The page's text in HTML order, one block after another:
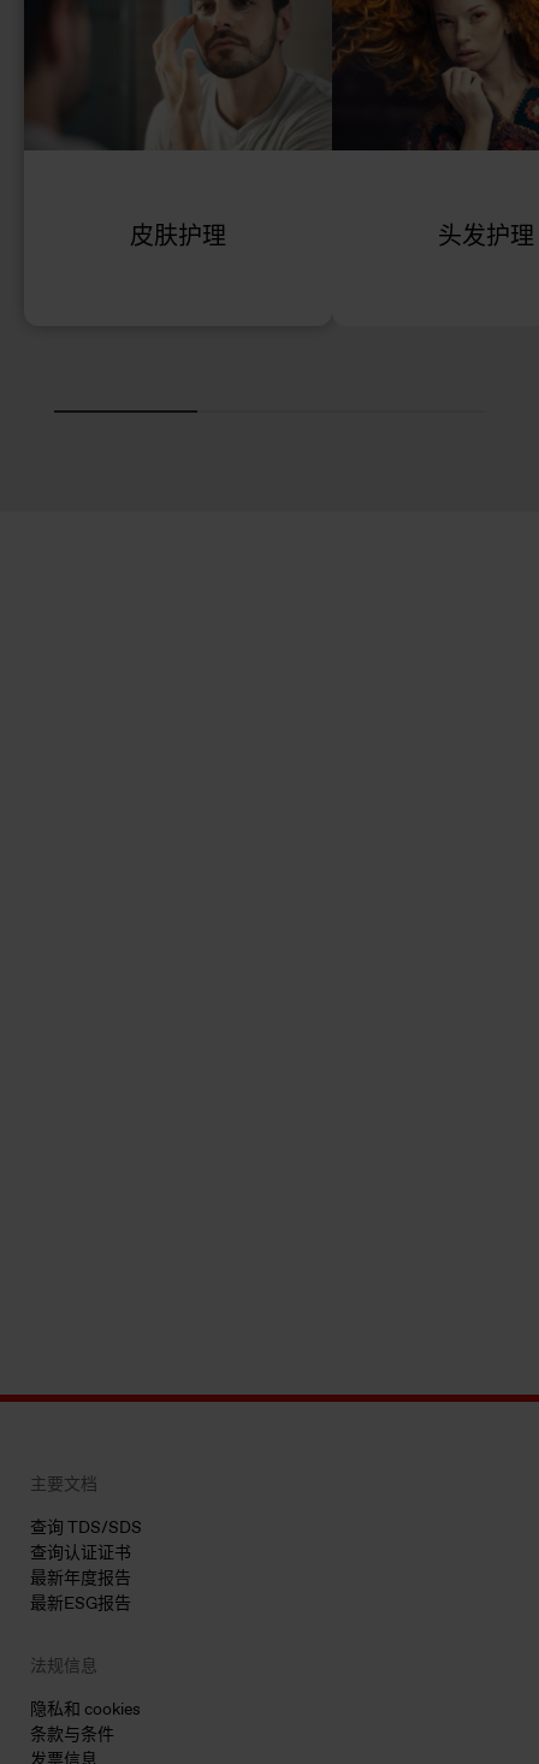
皮肤护理 头发护理
主要文档
查询 TDS/SDS
查询认证证书
最新年度报告
最新ESG报告
法规信息
隐私和 cookies
条款与条件